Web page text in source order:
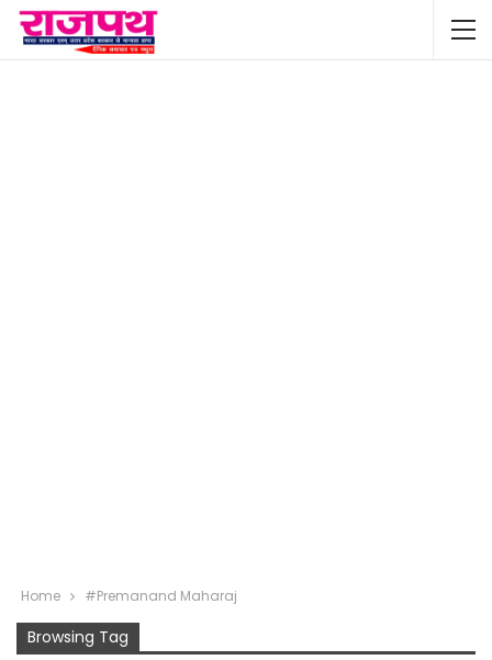
Home #Premanand Maharaj
Browsing Tag